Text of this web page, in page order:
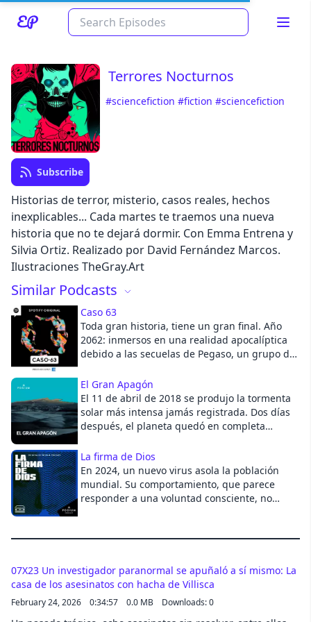
Read about our content policieshere
Cancel Save
Terrores Nocturnos
#sciencefiction #fiction #sciencefiction
Subscribe
Historias de terror, misterio, casos reales, hechos
inexplicables... Cada martes te traemos una nueva
historia que no te dejará dormir. Con Emma Entrena y
Silvia Ortiz. Realizado por David Fernández Marcos.
Ilustraciones TheGray.Art
Similar Podcasts
Caso 63
Toda gran historia, tiene un gran final. Año
2062: inmersos en una realidad apocalíptica
debido a las secuelas de Pegaso, un grupo de
concentran, a partir del análisis de todos los
hitos y descubrimientos de décadas pasadas,
en un solo objetivo: encontrar esa línea de
tiempo alternativa y anómala que logra
vencer a Pegaso y cruzar el año 2062. A esa
línea, se le conoce como Caso 63. Conscientes
de que el futuro se encuentra en el pasado, el
desafío se reduce a una cuestión esencial:
alterar el vórtex con el que comenzó, cuarenta
años atrás, al inicio del fin. Pero para lograrlo,
han tenido, vidas que pudieron haber
existido, vidas que tal vez podrían llegar
ocurrir, pero que, de cualquier manera, jamás
sabrán con certeza si serán ellos, en su
El Gran Apagón
El 11 de abril de 2018 se produjo la tormenta
solar más intensa jamás registrada. Dos días
después, el planeta quedó en completa
gran apagón. Una serie de Podium Podcast.
La firma de Dios
En 2024, un nuevo virus asola la población
mundial. Su comportamiento, que parece
responder a una voluntad consciente, no
pondrá en cuestión todo lo que creemos
completo a la humanidad.
Cancel
07X23 Un investigador paranormal se apuñaló a sí mismo: La
casa de los asesinatos con hacha de Villisca
February 24, 2026 0:34:57 0.0 MB Downloads: 0